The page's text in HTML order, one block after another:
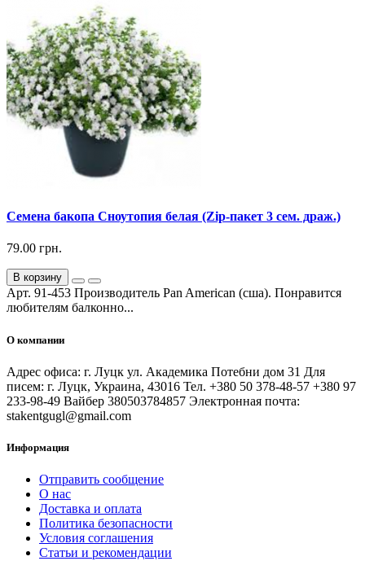
Семена бакопа Сноутопия белая (Zip-пакет 3 сем. драж.)
79.00 грн.
В корзину
Арт. 91-453 Производитель Pan American (сша). Понравится
любителям балконно...
О компании
Адрес офиса: г. Луцк ул. Академика Потебни дом 31 Для
писем: г. Луцк, Украина, 43016 Тел. +380 50 378-48-57 +380 97
233-98-49 Вайбер 380503784857 Электронная почта:
stakentgugl@gmail.com
Информация
Отправить сообщение
О нас
Доставка и оплата
Политика безопасности
Условия соглашения
Статьи и рекомендации